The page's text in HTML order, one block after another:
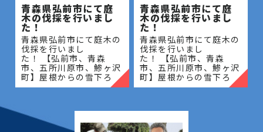
青森県弘前市にて庭
木の伐採を行いまし
た！
青森県弘前市にて庭木の
伐採を行いまし
た！ 【弘前市、青森
市、五所川原市、鯵ヶ沢
町】屋根からの雪下ろ
し・除雪・排雪などの作
定・草刈りなどのお庭の
こと、造園・
青森県弘前市にて庭
木の伐採を行いまし
た！
青森県弘前市にて庭木の
伐採を行いまし
た！ 【弘前市、青森
市、五所川原市、鯵ヶ沢
町】屋根からの雪下ろ
し・除雪・排雪などの作
定・草刈りなどのお庭の
こと、造園・